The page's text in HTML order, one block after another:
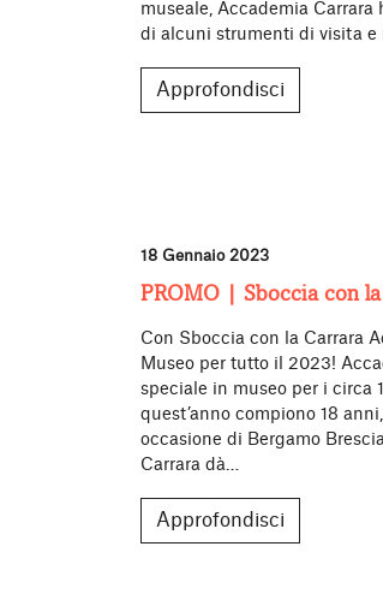
museale, Accademia Carrara
di alcuni strumenti di visita
Approfondisci
18 Gennaio 2023
PROMO | Sboccia con
Con Sboccia con la Carrara
Museo per tutto il 2023!
speciale in museo per i circa
quest’anno compiono 18
occasione di Bergamo
Carrara dà…
Approfondisci